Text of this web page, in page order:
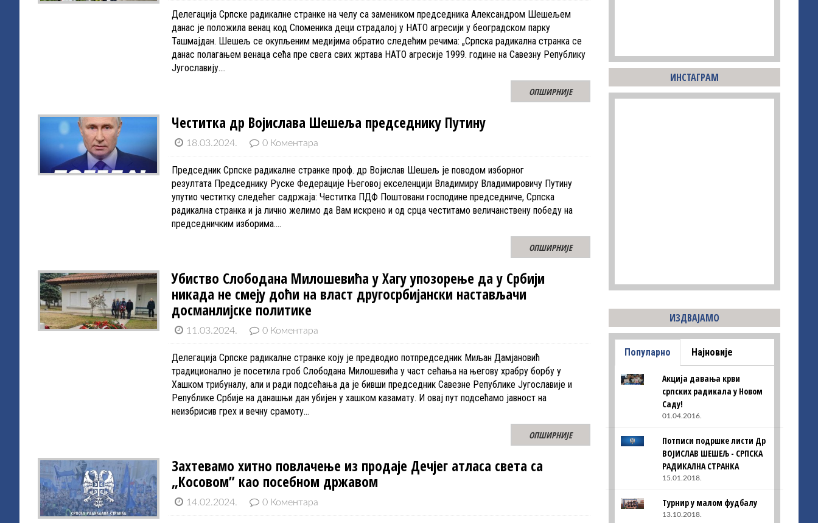
Делегација Српске радикалне странке на челу са замеником председника Александром Шешељем
данас је положила венац код Споменика деци страдалој у НАТО агресији у београдском парку
Ташмајдан. Шешељ се окупљеним медијима обратио следећим речима: „Српска радикална странка се
данас полагањем венаца сећа пре свега свих жртава НАТО агресије 1999. године на Савезну Републику
Југославију.…
ОПШИРНИЈЕ
Честитка др Војислава Шешеља председнику Путину
18.03.2024. 0 Коментара
Председник Српске радикалне странке проф. др Војислав Шешељ је поводом изборног
резултата Председнику Руске Федерације Његовој екселенцији Владимиру Владимировичу Путину
упутио честитку следећег садржаја: Честитка ПДФ Поштовани господине председниче, Српска
радикална странка и ја лично желимо да Вам искрено и од срца честитамо величанствену победу на
председничким изборима.…
ОПШИРНИЈЕ
Убиство Слободана Милошевића у Хагу упозорење да у Србији
никада не смеју доћи на власт другосрбијански настављачи
досманлијске политике
11.03.2024. 0 Коментара
Делегација Српске радикалне странке коју је предводио потпредседник Миљан Дамјановић
традиционално је посетила гроб Слободана Милошевића у част сећања на његову храбру борбу у
Хашком трибуналу, али и ради подсећања да је бивши председник Савезне Републике Југославије и
Републике Србије на данашњи дан убијен у хашком казамату. И овај пут подсећамо јавност на
неизбрисив грех и вечну срамоту…
ОПШИРНИЈЕ
Захтевамо хитно повлачење из продаје Дечјег атласа света са
„Косовом” као посебном државом
14.02.2024. 0 Коментара
ИНСТАГРАМ
ИЗДВАЈАМО
Популарно Најновије
Акција давања крви
српских радикала у Новом
Саду!
01.04.2016.
Потписи подршке листи Др
ВОЈИСЛАВ ШЕШЕЉ - СРПСКА
РАДИКАЛНА СТРАНКА
15.01.2018.
Турнир у малом фудбалу
13.10.2018.